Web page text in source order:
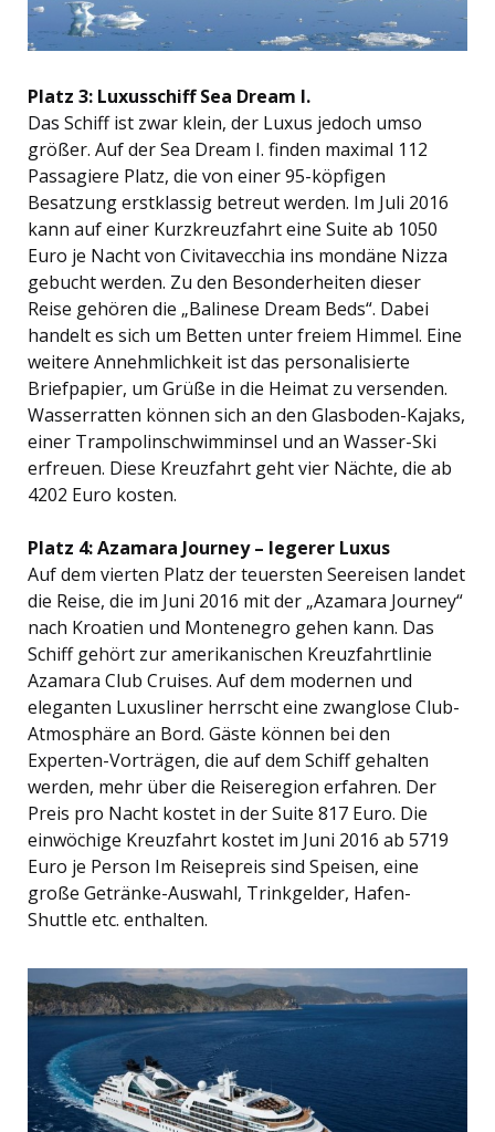
Platz 3: Luxusschiff Sea Dream I.
Das Schiff ist zwar klein, der Luxus jedoch umso
größer. Auf der Sea Dream I. finden maximal 112
Passagiere Platz, die von einer 95-köpfigen
Besatzung erstklassig betreut werden. Im Juli 2016
kann auf einer Kurzkreuzfahrt eine Suite ab 1050
Euro je Nacht von Civitavecchia ins mondäne Nizza
gebucht werden. Zu den Besonderheiten dieser
Reise gehören die „Balinese Dream Beds“. Dabei
handelt es sich um Betten unter freiem Himmel. Eine
weitere Annehmlichkeit ist das personalisierte
Briefpapier, um Grüße in die Heimat zu versenden.
Wasserratten können sich an den Glasboden-Kajaks,
einer Trampolinschwimminsel und an Wasser-Ski
erfreuen. Diese Kreuzfahrt geht vier Nächte, die ab
4202 Euro kosten.
Platz 4: Azamara Journey – legerer Luxus
Auf dem vierten Platz der teuersten Seereisen landet
die Reise, die im Juni 2016 mit der „Azamara Journey“
nach Kroatien und Montenegro gehen kann. Das
Schiff gehört zur amerikanischen Kreuzfahrtlinie
Azamara Club Cruises. Auf dem modernen und
eleganten Luxusliner herrscht eine zwanglose Club-
Atmosphäre an Bord. Gäste können bei den
Experten-Vorträgen, die auf dem Schiff gehalten
werden, mehr über die Reiseregion erfahren. Der
Preis pro Nacht kostet in der Suite 817 Euro. Die
einwöchige Kreuzfahrt kostet im Juni 2016 ab 5719
Euro je Person Im Reisepreis sind Speisen, eine
große Getränke-Auswahl, Trinkgelder, Hafen-
Shuttle etc. enthalten.